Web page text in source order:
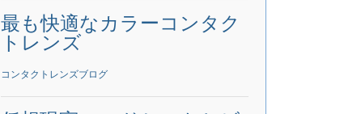
最も快適なカラーコンタク
トレンズ
コンタクトレンズブログ